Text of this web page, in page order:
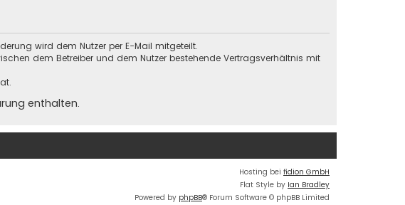
wird dem Nutzer per E-Mail mitgeteilt.
dem Betreiber und dem Nutzer bestehende Vertragsverhältnis mit
enthalten.
Hosting bei fidion GmbH
Flat Style by Ian Bradley
Powered by phpBB® Forum Software © phpBB Limited